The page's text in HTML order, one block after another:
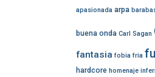
apasionada arpa
buena onda Carl Sagan
fantasia fobia fria
hardcore homenaje